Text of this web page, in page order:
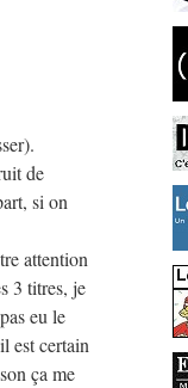
de
si on
attention
3 titres, je
eu le
est certain
ça me